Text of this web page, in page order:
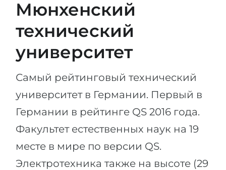
Мюнхенский
технический
университет
Самый рейтинговый технический
университет в Германии. Первый в
Германии в рейтинге QS 2016 года.
Факультет естественных наук на 19
месте в мире по версии QS.
Электротехника также на высоте (29